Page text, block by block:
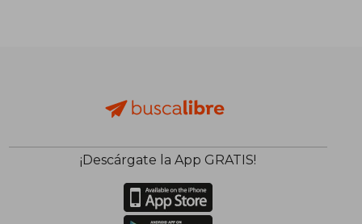
¡Descárgate la App GRATIS!